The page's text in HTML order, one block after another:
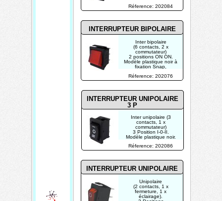
Réference: 202076
INTERRUPTEUR BIPOLAIRE
INTERRUPTEUR UNIPOLAIRE
Inter bipolaire
(6 contacts, 2 x
commutateur)
2 positions ON ON.
Modèle plastique noir à
fixation Snap,
Puissance de coupure
250 V AC/15 A.
Réference: 202084
Réference: 202086
INTERRUPTEUR UNIPOLAIRE
3 P
Inter unipolaire (3
contacts, 1 x
commutateur)
3 Position I-0-II.
Modèle plastique noir.
Puissance de coupure
250 V AC/3 A.
Unipolaire
(2 contacts, 1 x
fermeture, 1 x
éclairage).